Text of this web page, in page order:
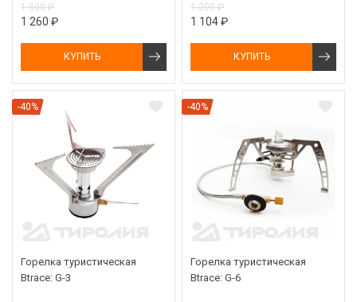
1 800 ₽
1 260 ₽
КУПИТЬ
1 200 ₽
1 104 ₽
КУПИТЬ
-40%
Горелка туристическая
Btrace: G-3
-40%
Горелка туристическая
Btrace: G-6